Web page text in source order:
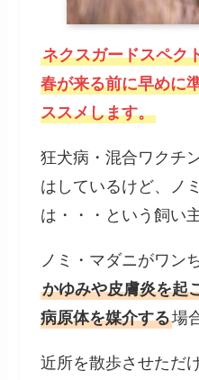
ネクスガードスペク
春が来る前に早めに
ススメします。
狂犬病・混合ワクチ
はしているけど、ノ
は・・・という飼い
ノミ・マダニがワン
かゆみや皮膚炎を起
病原体を媒介する場
近所を散歩させただ